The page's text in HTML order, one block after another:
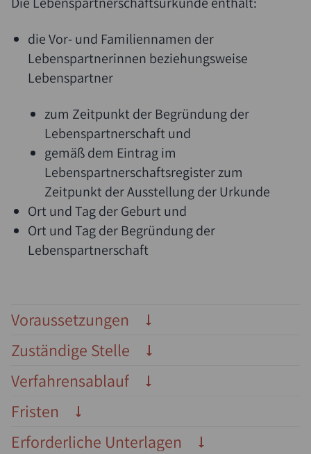
die Vor- und Familiennamen der
Lebenspartnerinnen beziehungsweise
Lebenspartner
zum Zeitpunkt der Begründung der
Lebenspartnerschaft und
gemäß dem Eintrag im
Lebenspartnerschaftsregister zum
Zeitpunkt der Ausstellung der Urkunde
Ort und Tag der Geburt und
Ort und Tag der Begründung der
Lebenspartnerschaft
Voraussetzungen
Zuständige Stelle
Verfahrensablauf
Fristen
Erforderliche Unterlagen